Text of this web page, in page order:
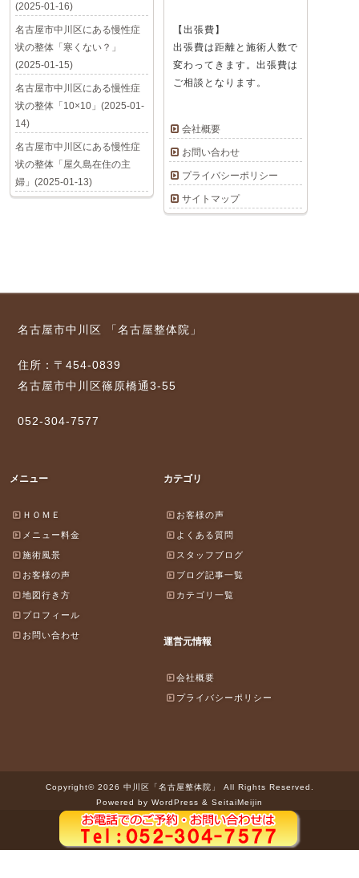
【出張費】
出張費は距離と施術人数で
変わってきます。出張費は
ご相談となります。
会社概要
お問い合わせ
プライバシーポリシー
サイトマップ
(2025-01-16)
名古屋市中川区にある慢性症
状の整体「寒くない？」
(2025-01-15)
名古屋市中川区にある慢性症
状の整体「10×10」(2025-01-
14)
名古屋市中川区にある慢性症
状の整体「屋久島在住の主
婦」(2025-01-13)
名古屋市中川区 「名古屋整体院」
住所：〒454-0839
名古屋市中川区篠原橋通3-55
052-304-7577
メニュー
ＨＯＭＥ
メニュー料金
施術風景
お客様の声
地図行き方
プロフィール
お問い合わせ
カテゴリ
お客様の声
よくある質問
スタッフブログ
ブログ記事一覧
カテゴリ一覧
運営元情報
会社概要
プライバシーポリシー
Copyright© 2026 中川区「名古屋整体院」 All Rights Reserved.
Powered by WordPress & SeitaiMeijin